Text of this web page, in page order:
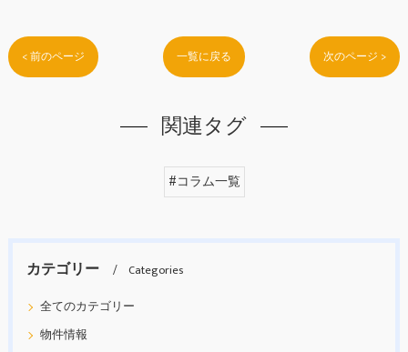
< 前のページ 一覧に戻る 次のページ >
関連タグ
#コラム一覧
カテゴリー
Categories
全てのカテゴリー
物件情報